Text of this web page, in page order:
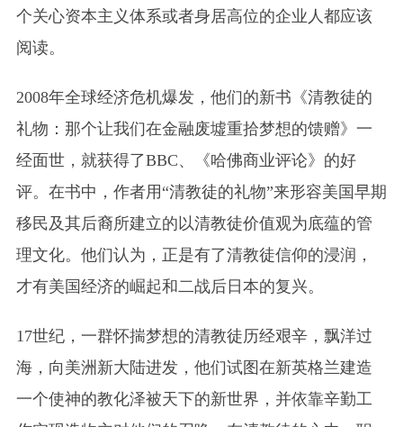
个关心资本主义体系或者身居高位的企业人都应该
阅读。
2008年全球经济危机爆发，他们的新书《清教徒的
礼物：那个让我们在金融废墟重拾梦想的馈赠》一
经面世，就获得了BBC、《哈佛商业评论》的好
评。在书中，作者用“清教徒的礼物”来形容美国早期
移民及其后裔所建立的以清教徒价值观为底蕴的管
理文化。他们认为，正是有了清教徒信仰的浸润，
才有美国经济的崛起和二战后日本的复兴。
17世纪，一群怀揣梦想的清教徒历经艰辛，飘洋过
海，向美洲新大陆进发，他们试图在新英格兰建造
一个使神的教化泽被天下的新世界，并依靠辛勤工